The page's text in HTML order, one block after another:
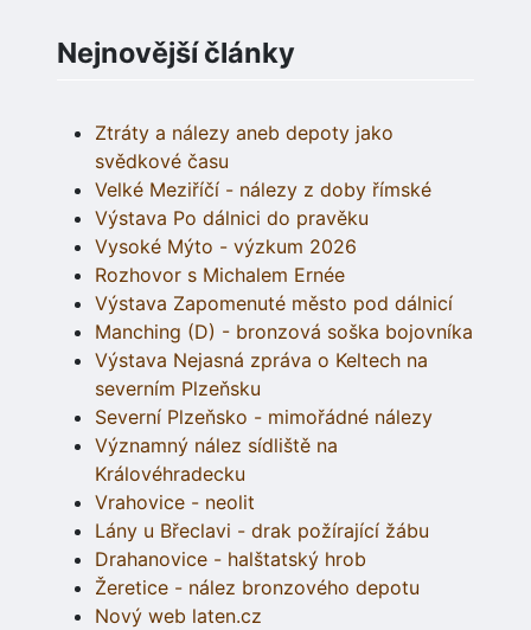
Nejnovější články
Ztráty a nálezy aneb depoty jako
svědkové času
Velké Meziříčí - nálezy z doby římské
Výstava Po dálnici do pravěku
Vysoké Mýto - výzkum 2026
Rozhovor s Michalem Ernée
Výstava Zapomenuté město pod dálnicí
Manching (D) - bronzová soška bojovníka
Výstava Nejasná zpráva o Keltech na
severním Plzeňsku
Severní Plzeňsko - mimořádné nálezy
Významný nález sídliště na
Královéhradecku
Vrahovice - neolit
Lány u Břeclavi - drak požírající žábu
Drahanovice - halštatský hrob
Žeretice - nález bronzového depotu
Nový web laten.cz